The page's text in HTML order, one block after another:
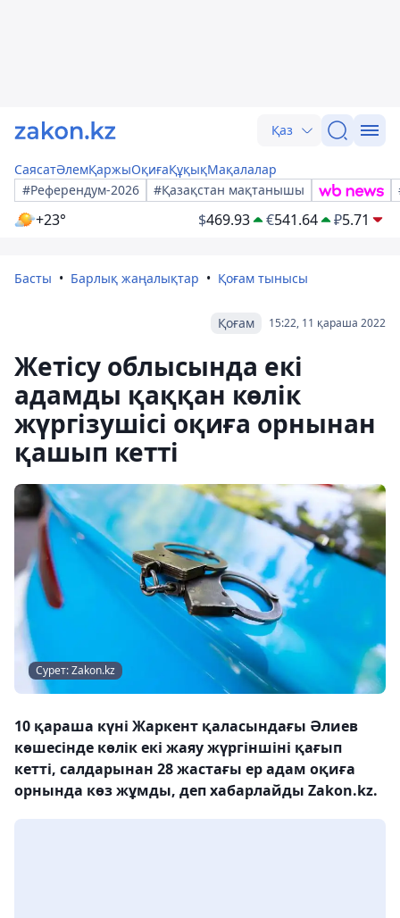
Қаз
СаясатӘлемҚаржыОқиғаҚұқықМақалалар
#Референдум-2026
#Қазақстан мақтанышы
+23° $469.93 €541.64 ₽5.71
Басты Барлық жаңалықтар Қоғам тынысы
15:22, 11 қараша 2022
Қоғам
Жетісу облысында екі
адамды қаққан көлік
жүргізушісі оқиға орнынан
қашып кетті
Сурет: Zakon.kz
10 қараша күні Жаркент қаласындағы Әлиев
көшесінде көлік екі жаяу жүргіншіні қағып
кетті, салдарынан 28 жастағы ер адам оқиға
орнында көз жұмды, деп хабарлайды Zakon.kz.